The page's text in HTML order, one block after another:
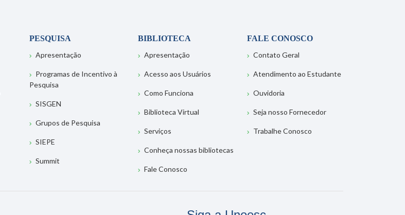
PESQUISA
Apresentação
Programas de Incentivo à
Pesquisa
SISGEN
Grupos de Pesquisa
SIEPE
Summit
BIBLIOTECA
Apresentação
Acesso aos Usuários
Como Funciona
Biblioteca Virtual
Serviços
Conheça nossas bibliotecas
Fale Conosco
FALE CONOSCO
Contato Geral
Atendimento ao Estudante
Ouvidoria
Seja nosso Fornecedor
Trabalhe Conosco